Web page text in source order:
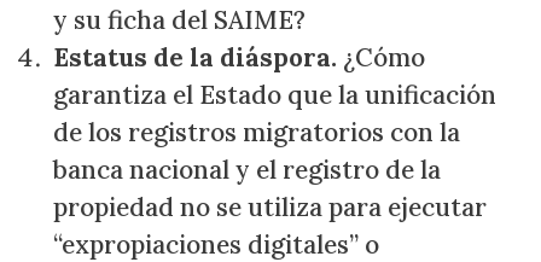
y su ficha del SAIME?
Estatus de la diáspora. ¿Cómo
garantiza el Estado que la unificación
de los registros migratorios con la
banca nacional y el registro de la
propiedad no se utiliza para ejecutar
“expropiaciones digitales” o